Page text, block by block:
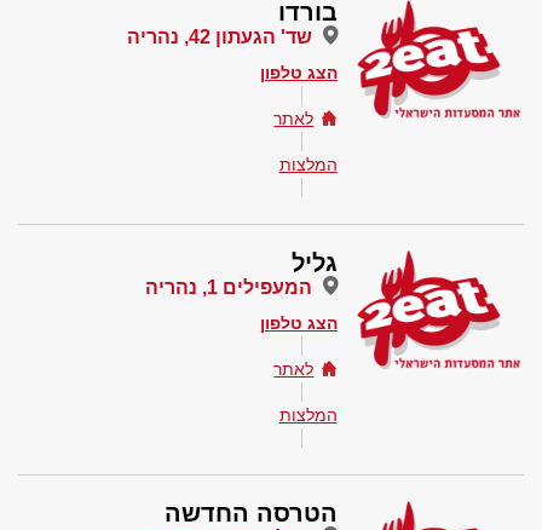
בורדו
שד' הגעתון 42, נהריה
הצג טלפון
לאתר
המלצות
גליל
המעפילים 1, נהריה
הצג טלפון
לאתר
המלצות
הטרסה החדשה